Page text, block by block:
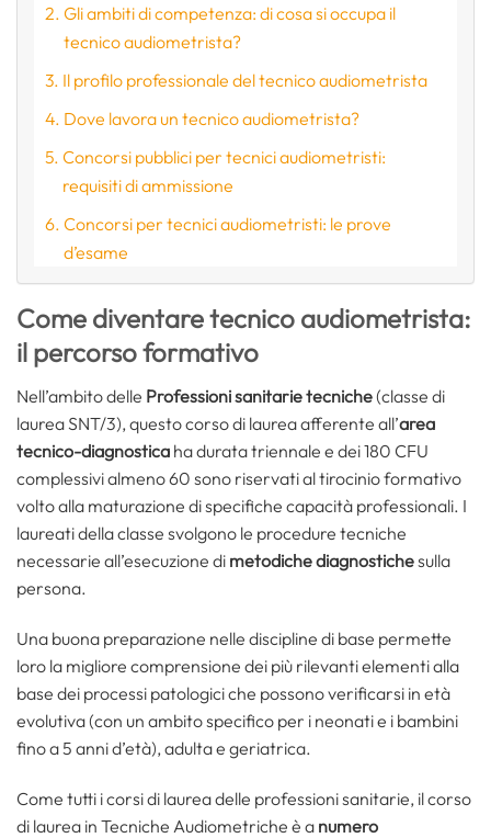
Gli ambiti di competenza: di cosa si occupa il
tecnico audiometrista?
Il profilo professionale del tecnico audiometrista
Dove lavora un tecnico audiometrista?
Concorsi pubblici per tecnici audiometristi:
requisiti di ammissione
Concorsi per tecnici audiometristi: le prove
d’esame
Come diventare tecnico audiometrista:
il percorso formativo
Nell’ambito delle Professioni sanitarie tecniche(classe di
laurea SNT/3), questo corso di laurea afferente all’area
tecnico-diagnostica ha durata triennale e dei 180 CFU
complessivi almeno 60 sono riservati al tirocinio formativo
volto alla maturazione di specifiche capacità professionali. I
laureati della classe svolgono le procedure tecniche
necessarie all’esecuzione di metodiche diagnostichesulla
persona.
Una buona preparazione nelle discipline di base permette
loro la migliore comprensione dei più rilevanti elementi alla
base dei processi patologici che possono verificarsi in età
evolutiva (con un ambito specifico per i neonati e i bambini
fino a 5 anni d’età), adulta e geriatrica.
Come tutti i corsi di laurea delle professioni sanitarie, il corso
di laurea in Tecniche Audiometriche è a numero